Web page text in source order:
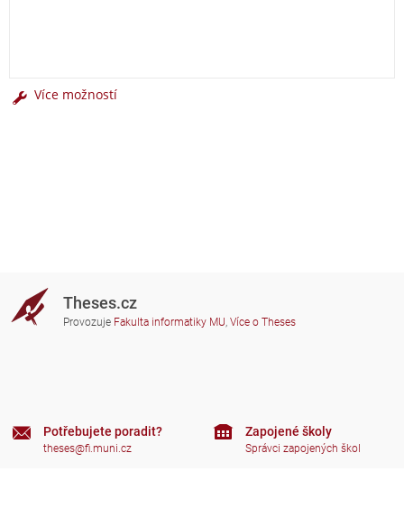
Více možností
Theses.cz
Provozuje Fakulta informatiky MU, Více o Theses
Potřebujete poradit?
theses@fi.muni.cz
Zapojené školy
Správci zapojených škol